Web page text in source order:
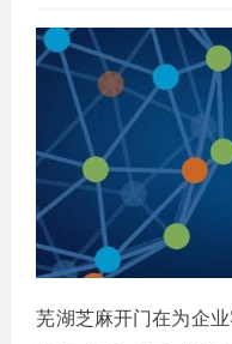
芜湖芝麻开门在为企